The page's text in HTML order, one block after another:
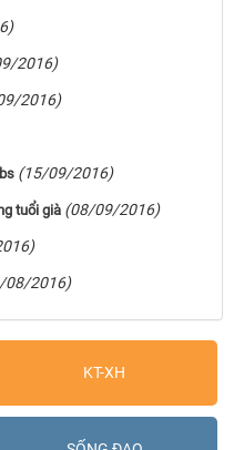
2016)
2016)
(15/09/2016)
tuổi già (08/09/2016)
08/2016)
KT-XH